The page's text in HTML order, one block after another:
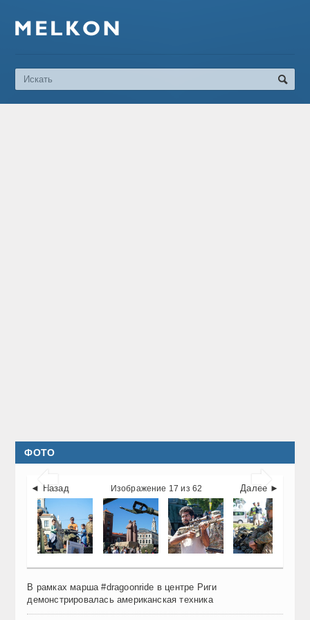
ФОТО
 
◄ Назад Далее ►
Изображение 17 из 62
В рамках марша #dragoonride в центре Риги
демонстрировалась американская техника